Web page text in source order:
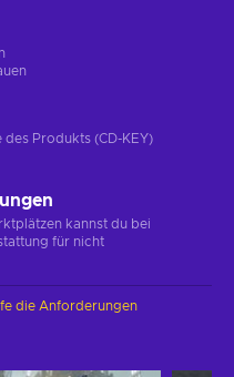
Produkts (CD-KEY)
kannst du bei
für nicht
die Anforderungen